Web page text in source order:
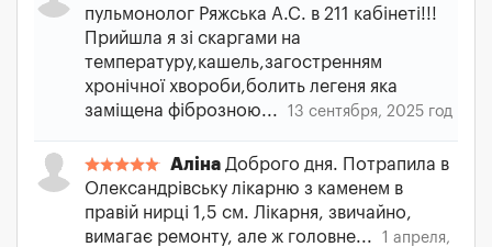
пульмонолог Ряжська А.С. в 211 кабінеті!!!
Прийшла я зі скаргами на
температуру,кашель,загостренням
хронічної хвороби,болить легеня яка
заміщена фіброзною...
13 сентября, 2025 год
Аліна Доброго дня. Потрапила в
Олександрівську лікарню з каменем в
правій нирці 1,5 см. Лікарня, звичайно,
вимагає ремонту, але ж головне...
1 апреля,